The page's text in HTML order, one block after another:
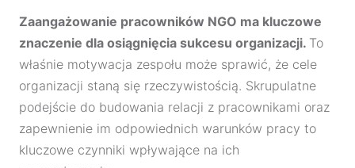
Zaangażowanie pracowników NGO ma kluczowe
znaczenie dla osiągnięcia sukcesu organizacji. To
właśnie motywacja zespołu może sprawić, że cele
organizacji staną się rzeczywistością. Skrupulatne
podejście do budowania relacji z pracownikami oraz
zapewnienie im odpowiednich warunków pracy to
kluczowe czynniki wpływające na ich